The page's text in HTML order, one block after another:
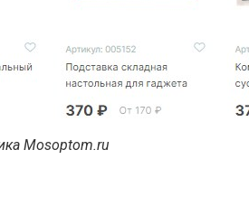
Mosoptom.ru